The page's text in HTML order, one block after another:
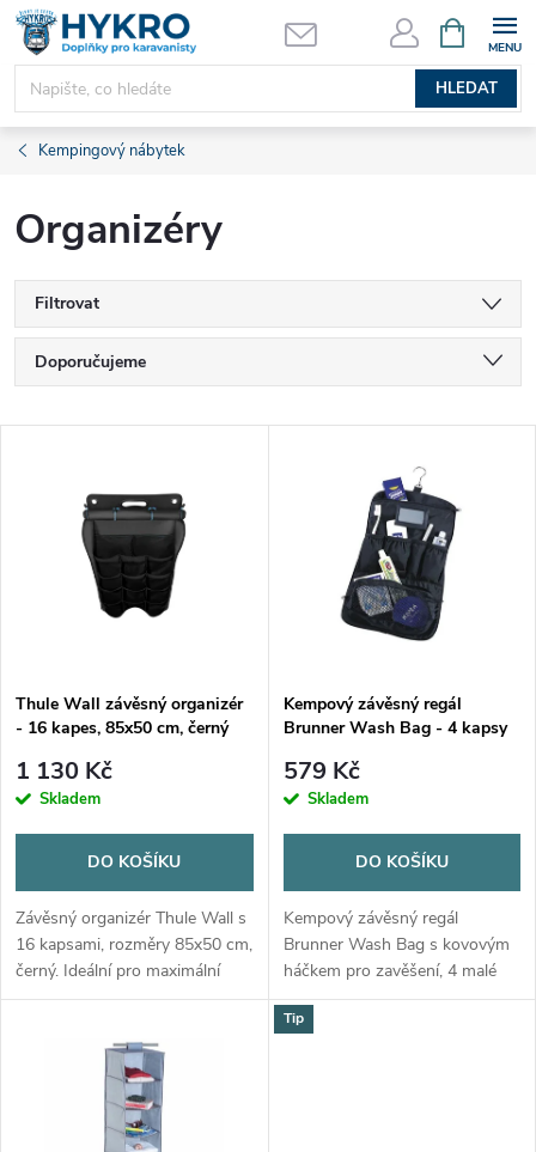
Přejít
obsah
HLEDAT
NÁKUPNÍ
KOŠÍK
Kempingový nábytek
Organizéry
Filtrovat
Ř
a
p
r
o
d
u
Doporučujeme
Nejprodávanější
Abecedně
s
p
r
d
u
Thule Wall závěsný organizér
- 16 kapes, 85x50 cm, černý
1 130 Kč
Skladem
DO KOŠÍKU
Závěsný organizér Thule Wall s
16 kapsami, rozměry 85x50 cm,
černý. Ideální pro maximální
uspořádání a úsporu místa.
Kempový závěsný regál
Brunner Wash Bag - 4 kapsy
579 Kč
Skladem
DO KOŠÍKU
Kempový závěsný regál
Brunner Wash Bag s kovovým
háčkem pro zavěšení, 4 malé
kapsy, síťkovou kapsou na zip a
zrcátkem. Rozměry 25,5x16
Tip